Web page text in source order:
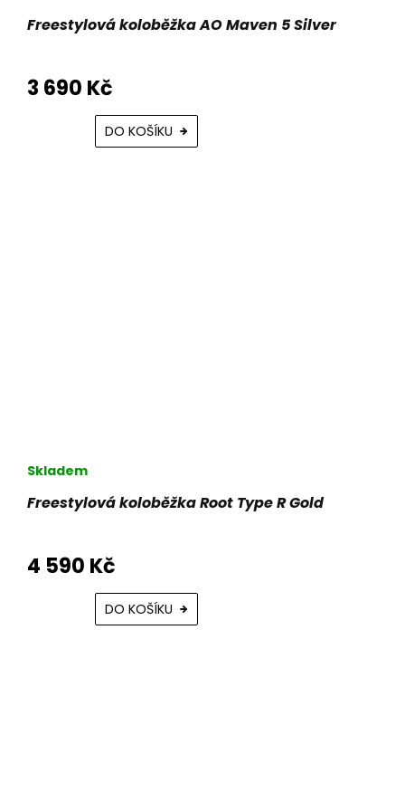
Freestylová koloběžka AO Maven 5 Silver
3 690 Kč
DO KOŠÍKU
Freestylová koloběžka Root Type R Gold
Skladem
4 590 Kč
DO KOŠÍKU